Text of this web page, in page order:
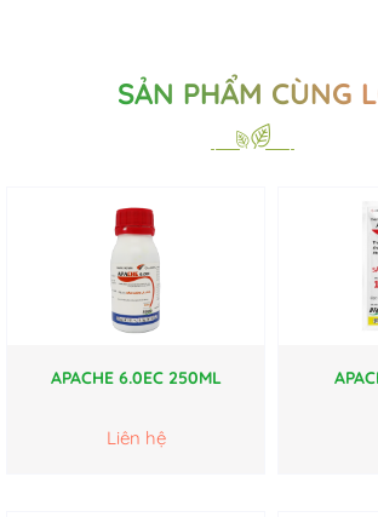
SẢN PHẨM CÙNG
APACHE 6.0EC 250ML
Liên hệ